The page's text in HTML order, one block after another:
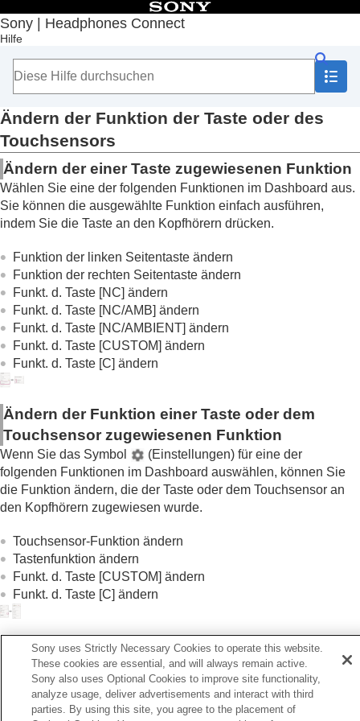
Sony | Headphones Connect
Hilfe
Inhaltsverzeichnis
Anfang
Erste Schritte
Hinweise zur Bedienung
Hinweis zum Dashboard von „Sony | Headphones
Connect“
Auf der Registerkarte [Status] angezeigte
Funktionen
Auf der Registerkarte [Sound] angezeigte
Auf der Registerkarte [System] angezeigte
Funktionen
Aktivieren einer Mehrpunktverbindung (
Ändern der Einstellung für den
Sprachassistenten
Ein-/Ausschalten der Aktivierung von
Alexamit der Stimme (Den Sprachassistenten
mit Ihrer Stimme aktivieren)
Automatisches Einstellen der Lautstärke je
nach den Umgebungsgeräuschen (
Touchsensors
Wechseln der Tippfunktion
Ändern der Einstellung für Weitbereich-
Antippen
Einstellen des Touchsensor-Bedienfelds
Ändern der
[Umg.geräusch-Strg]-
Bedienungseinstellung
Wechseln des Service, der
Ändern der Prioritätseinstellung (
Verbindungsqualität) für die
Verbindung (LE Audio
Kopfgesten wie Nicken und Kopfschütteln
(Kopfgeste)
Einstellen einerLE Audio-Verbindung für
Kopfhörer
Bestimmen der optimalen Größe der
Ändern der Funktion der Taste oder des
Touchsensors
Ändern der einer Taste zugewiesenen Funktion
Wählen Sie eine der folgenden Funktionen im Dashboard aus.
Sie können die ausgewählte Funktion einfach ausführen,
indem Sie die Taste an den Kopfhörern drücken.
Funktion der linken Seitentaste ändern
Funktion der rechten Seitentaste ändern
Funkt. d. Taste [NC] ändern
Funkt. d. Taste [NC/AMB] ändern
Funkt. d. Taste [NC/AMBIENT] ändern
Funkt. d. Taste [CUSTOM] ändern
Funkt. d. Taste [C] ändern
Ändern der Funktion einer Taste oder dem
Touchsensor zugewiesenen Funktion
Wenn Sie das Symbol
(Einstellungen) für eine der
folgenden Funktionen im Dashboard auswählen, können Sie
die Funktion ändern, die der Taste oder dem Touchsensor an
den Kopfhörern zugewiesen wurde.
Touchsensor-Funktion ändern
Tastenfunktion ändern
Funkt. d. Taste [CUSTOM] ändern
Funkt. d. Taste [C] ändern
Der Tastenname variiert je nach den Kopfhörern.
Sony uses Strictly Necessary Cookies to operate this website.
These cookies are essential, and will always remain active.
Sony also uses Optional Cookies to improve site functionality,
analyze usage, deliver advertisements and interact with third
parties. By using this site, you agree to the placement of